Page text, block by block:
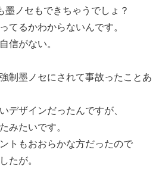
墨ノセもできちゃうでしょ？
てるかわからないんです。
信がない。
制墨ノセにされて事故ったことあ
デザインだったんですが、
みたいです。
トもおおらかな方だったので
たが。